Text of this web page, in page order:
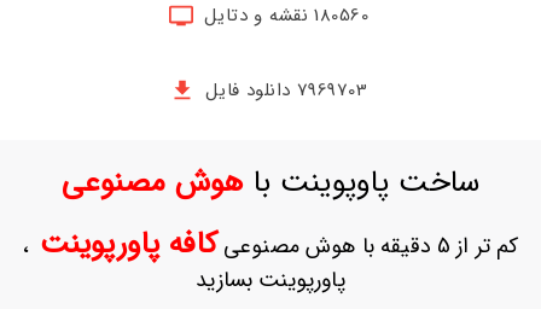
حساب
ثبت
180560 نقشه و دتایل
7969703 دانلود فایل
ساخت پاوپوینت باهوش مصنوعی
کم تر از 5 دقیقه با هوش مصنوعی کافه پاورپوینت ،
پاورپوینت بسازید